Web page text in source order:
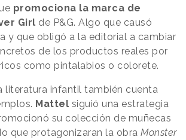
promociona la marca de
Girl de P&G. Algo que causó
y que obligó a la editorial a cambiar
de los productos reales por
como pintalabios o colorete.
literatura infantil también cuenta
Mattel siguió una estrategia
su colección de muñecas
que protagonizaran la obra Monster